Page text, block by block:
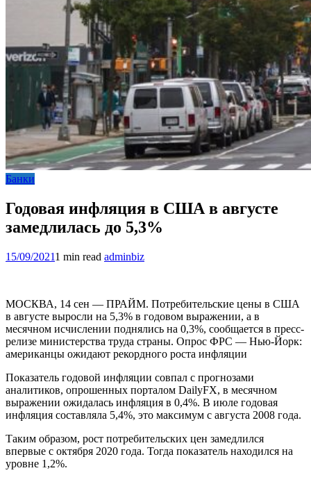
Банки
Годовая инфляция в США в августе
замедлилась до 5,3%
15/09/20211 min read adminbiz
МОСКВА, 14 сен — ПРАЙМ. Потребительские цены в США
в августе выросли на 5,3% в годовом выражении, а в
месячном исчислении поднялись на 0,3%, сообщается в пресс-
релизе министерства труда страны. Опрос ФРС — Нью-Йорк:
американцы ожидают рекордного роста инфляции
Показатель годовой инфляции совпал с прогнозами
аналитиков, опрошенных порталом DailyFX, в месячном
выражении ожидалась инфляция в 0,4%. В июле годовая
инфляция составляла 5,4%, это максимум с августа 2008 года.
Таким образом, рост потребительских цен замедлился
впервые с октября 2020 года. Тогда показатель находился на
уровне 1,2%.